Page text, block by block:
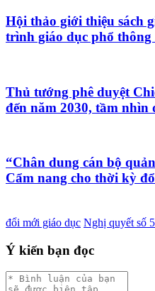
Hội thảo giới thiệu sách
trình giáo dục phổ thông
Thủ tướng phê duyệt
đến năm 2030, tầm nhìn
“Chân dung cán bộ
Cẩm nang cho thời kỳ
đổi mới giáo dục Nghị quyết số
Ý kiến bạn đọc